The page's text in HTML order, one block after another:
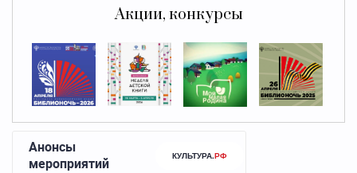
Акции, конкурсы